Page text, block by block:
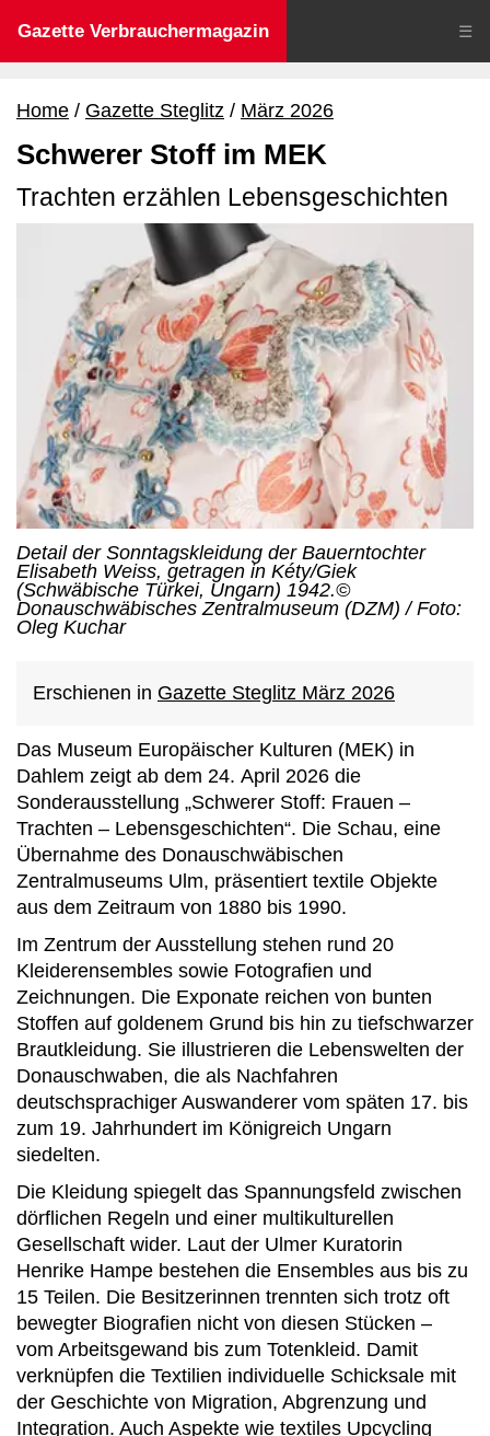
Gazette Verbrauchermagazin ☰
Home Gazette Steglitz März 2026
Schwerer Stoff im MEK
Trachten erzählen Lebensgeschichten
Detail der Sonntagskleidung der Bauerntochter
Elisabeth Weiss, getragen in Kéty/Giek
(Schwäbische Türkei, Ungarn) 1942.©
Donauschwäbisches Zentralmuseum (DZM) / Foto:
Oleg Kuchar
Erschienen in Gazette Steglitz März 2026
Das Museum Europäischer Kulturen (MEK) in
Dahlem zeigt ab dem 24. April 2026 die
Sonderausstellung „Schwerer Stoff: Frauen –
Trachten – Lebensgeschichten“. Die Schau, eine
Übernahme des Donauschwäbischen
Zentralmuseums Ulm, präsentiert textile Objekte
aus dem Zeitraum von 1880 bis 1990.
Im Zentrum der Ausstellung stehen rund 20
Kleiderensembles sowie Fotografien und
Zeichnungen. Die Exponate reichen von bunten
Stoffen auf goldenem Grund bis hin zu tiefschwarzer
Brautkleidung. Sie illustrieren die Lebenswelten der
Donauschwaben, die als Nachfahren
deutschsprachiger Auswanderer vom späten 17. bis
zum 19. Jahrhundert im Königreich Ungarn
siedelten.
Die Kleidung spiegelt das Spannungsfeld zwischen
dörflichen Regeln und einer multikulturellen
Gesellschaft wider. Laut der Ulmer Kuratorin
Henrike Hampe bestehen die Ensembles aus bis zu
15 Teilen. Die Besitzerinnen trennten sich trotz oft
bewegter Biografien nicht von diesen Stücken –
vom Arbeitsgewand bis zum Totenkleid. Damit
verknüpfen die Textilien individuelle Schicksale mit
der Geschichte von Migration, Abgrenzung und
Integration. Auch Aspekte wie textiles Upcycling